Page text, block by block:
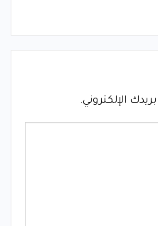
الإلكتروني.